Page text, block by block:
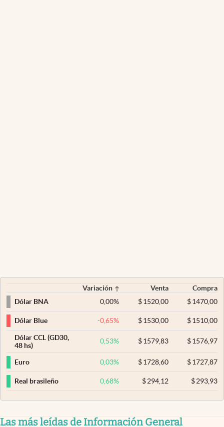
Variación Venta
Compra
Dólar BNA
0,00% $ 1520,00 $1470,00
Dólar Blue -0,65% $ 1530,00 $1510,00
Dólar CCL (GD30,
48 hs)
0,53% $ 1579,83 $1576,97
Euro 0,03% $ 1728,60 $1727,87
Real brasileño 0,68% $ 294,12 $293,93
Las más leídas de Información General